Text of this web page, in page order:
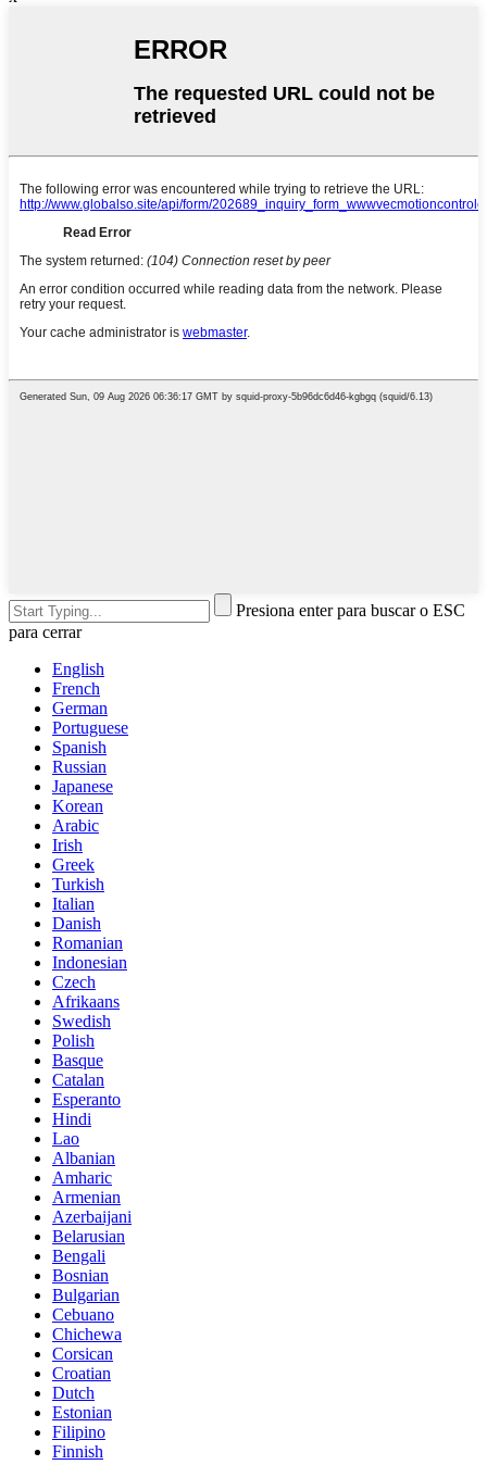
Presiona enter para buscar o ESC
para cerrar
English
French
German
Portuguese
Spanish
Russian
Japanese
Korean
Arabic
Irish
Greek
Turkish
Italian
Danish
Romanian
Indonesian
Czech
Afrikaans
Swedish
Polish
Basque
Catalan
Esperanto
Hindi
Lao
Albanian
Amharic
Armenian
Azerbaijani
Belarusian
Bengali
Bosnian
Bulgarian
Cebuano
Chichewa
Corsican
Croatian
Dutch
Estonian
Filipino
Finnish